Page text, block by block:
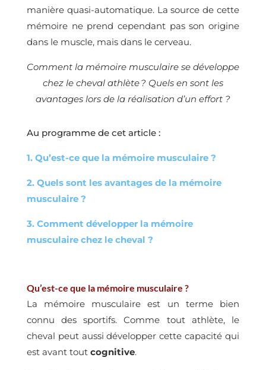
manière quasi-automatique. La source de cette
mémoire ne prend cependant pas son origine
dans le muscle, mais dans le cerveau.
Comment la mémoire musculaire se développe
chez le cheval athlète ? Quels en sont les
avantages lors de la réalisation d’un effort ?
Au programme de cet article :
1. Qu’est-ce que la mémoire musculaire ?
2. Quels sont les avantages de la mémoire
musculaire ?
3. Comment développer la mémoire
musculaire chez le cheval ?
Qu’est-ce que la mémoire musculaire ?
La mémoire musculaire est un terme bien
connu des sportifs. Comme tout athlète, le
cheval peut aussi développer cette capacité qui
est avant tout cognitive.